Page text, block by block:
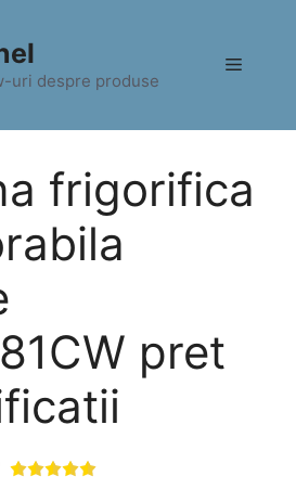
uri despre produse
Meniu
frigorifica
pret